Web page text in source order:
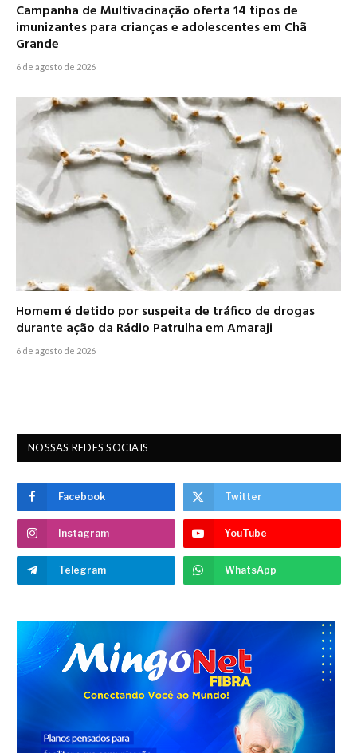
Campanha de Multivacinação oferta 14 tipos de
imunizantes para crianças e adolescentes em Chã
Grande
6 de agosto de 2026
Homem é detido por suspeita de tráfico de drogas
durante ação da Rádio Patrulha em Amaraji
6 de agosto de 2026
NOSSAS REDES SOCIAIS
Facebook Twitter
Instagram YouTube
Telegram WhatsApp